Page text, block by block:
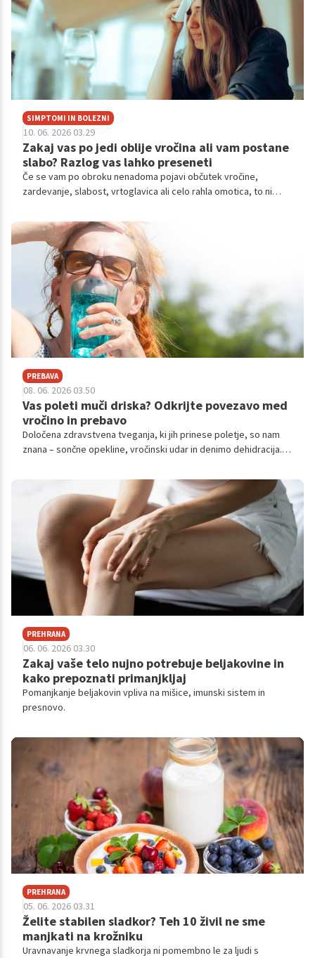
SIMPTOMI IN BOLEZNI
10. 06. 2026 03.29
Zakaj vas po jedi oblije vročina ali vam postane
slabo? Razlog vas lahko preseneti
Če se vam po obroku nenadoma pojavi občutek vročine,
zardevanje, slabost, vrtoglavica ali celo rahla omotica, to ni
PREBAVA
08. 06. 2026 03.50
Vas poleti muči driska? Odkrijte povezavo med
vročino in prebavo
Določena zdravstvena tveganja, ki jih prinese poletje, so nam
znana – sončne opekline, vročinski udar in denimo dehidracija.
ki se pojavi, ko narastejo temperature – driski.
PREHRANA
06. 06. 2026 03.30
Zakaj vaše telo nujno potrebuje beljakovine in
kako prepoznati primanjkljaj
Pomanjkanje beljakovin vpliva na mišice, imunski sistem in
presnovo.
PREHRANA
05. 06. 2026 03.31
Želite stabilen sladkor? Teh 10 živil ne sme
manjkati na krožniku
Uravnavanje krvnega sladkorja ni pomembno le za ljudi s